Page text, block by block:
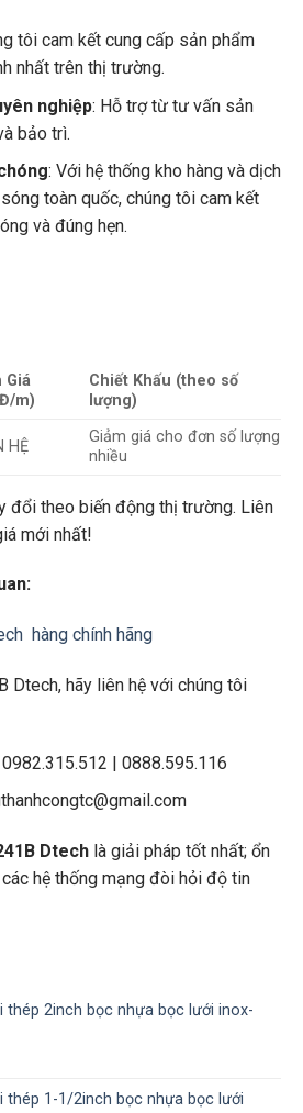
tôi cam kết cung cấp sản phẩm
nhất trên thị trường.
nghiệp: Hỗ trợ từ tư vấn sản
bảo trì.
: Với hệ thống kho hàng và dịch
toàn quốc, chúng tôi cam kết
và đúng hẹn.
Giá
m)
Chiết Khấu (theo số
lượng)
HỆ
Giảm giá cho đơn số lượng
nhiều
đổi theo biến động thị trường. Liên
mới nhất!
hàng chính hãng
Dtech, hãy liên hệ với chúng tôi
| 0888.595.116
Dtechlà giải pháp tốt nhất; ổn
hệ thống mạng đòi hỏi độ tin
thép 2inch bọc nhựa bọc lưới inox-
thép 1-1/2inch bọc nhựa bọc lưới